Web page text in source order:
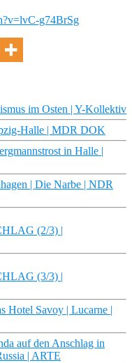
g74BrSg
im Osten | Y-Kollektiv
Halle | MDR DOK
in Halle |
| Die Narbe | NDR
(2/3) |
(3/3) |
Hotel Savoy | Lucarne |
auf den Anschlag in
| ARTE